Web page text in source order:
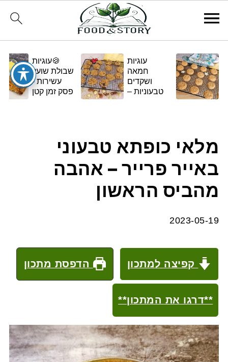
עוגיות
חמאה
ושקדים
טבעוניות –
🍪עוגיות
שבולת שועל
עשירות -
פסק זמן קטן
מלאי כופתא טבעוני
באייר פרייר – אהבה
מהביס הראשון
2023-05-19
קפיצה למתכון הדפסת מתכון
**דרגו את המתכון**